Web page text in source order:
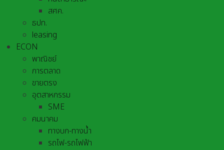
สศค.
ธปท.
leasing
ECON
พาณิชย์
การตลาด
ขายตรง
อุตสาหกรรม
SME
คมนาคม
ทางบก-ทางน้ำ
รถไฟ-รถไฟฟ้า